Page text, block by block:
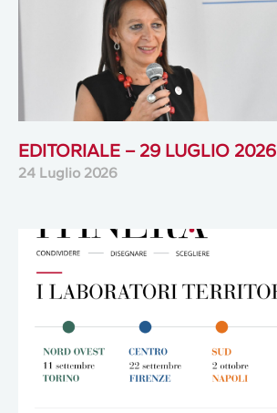
EDITORIALE – 29 LUGLIO 2026
24 Luglio 2026